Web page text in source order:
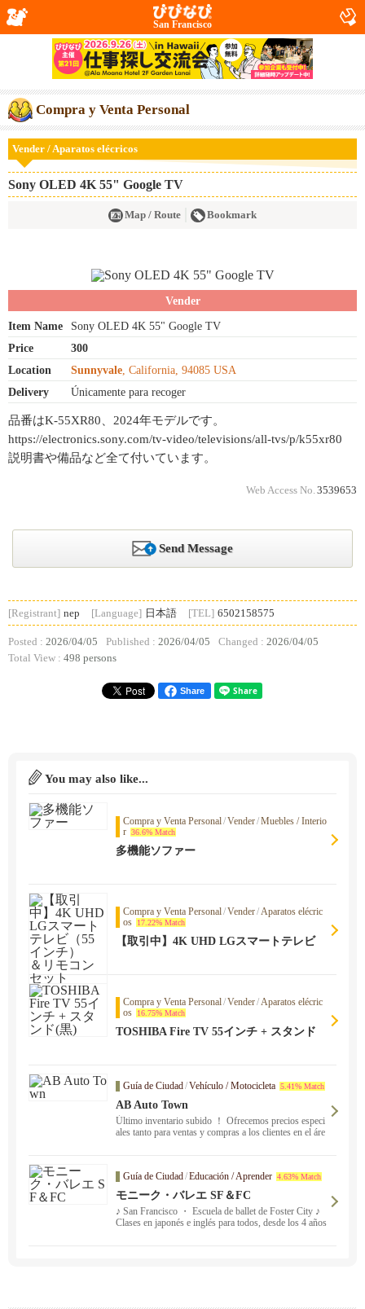
San Francisco
Compra y Venta Personal
Vender / Aparatos elécricos
Sony OLED 4K 55" Google TV
Map / Route Bookmark
Vender
Item Name
Sony OLED 4K 55" Google TV
Price
300
Location
Sunnyvale, California, 94085 USA
Delivery
Únicamente para recoger
品番はK-55XR80、2024年モデルです。
https://electronics.sony.com/tv-video/televisions/all-tvs/p/k55xr80
説明書や備品など全て付いています。
Web Access No. 3539653
Send Message
[Registrant] nep [Language] 日本語 [TEL] 6502158575
Posted : 2026/04/05 Published : 2026/04/05 Changed : 2026/04/05
Total View : 498 persons
Share
You may also like...
Compra y Venta Personal/Vender/Muebles / Interio
r 36.6% Match
多機能ソファー
Compra y Venta Personal/Vender/Aparatos elécric
os
17.22% Match
【取引中】4K UHD LGスマートテレビ
Compra y Venta Personal/Vender/Aparatos elécric
os
16.75% Match
TOSHIBA Fire TV 55インチ + スタンド
Guía de Ciudad/Vehículo / Motocicleta 5.41% Match
AB Auto Town
Último inventario subido ！ Ofrecemos precios especi
ales tanto para ventas y compras a los clientes en el áre
Guía de Ciudad/Educación / Aprender 4.63% Match
モニーク・バレエ SF＆FC
♪ San Francisco ・ Escuela de ballet de Foster City ♪
Clases en japonés e inglés para todos, desde los 4 años